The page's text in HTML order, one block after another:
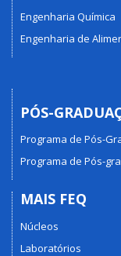
Engenharia Química
Engenharia de
PÓS-
Programa de Pós-
Programa de Pós-
MAIS FEQ
Núcleos
Laboratórios